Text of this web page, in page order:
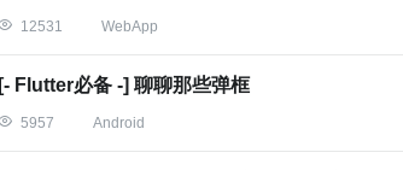
12531 WebApp
[- Flutter必备 -] 聊聊那些弹框
5957 Android